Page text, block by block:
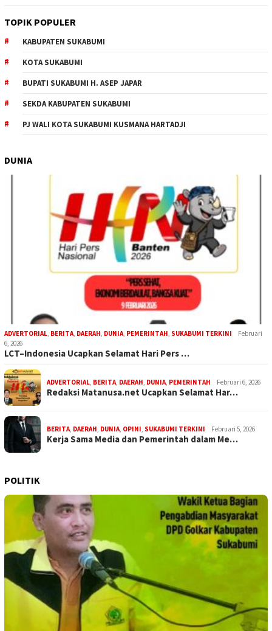
TOPIK POPULER
KABUPATEN SUKABUMI
KOTA SUKABUMI
BUPATI SUKABUMI H. ASEP JAPAR
SEKDA KABUPATEN SUKABUMI
PJ WALI KOTA SUKABUMI KUSMANA HARTADJI
DUNIA
ADVERTORIAL BERITA DAERAH DUNIA PEMERINTAH SUKABUMI TERKINI
Februari
6, 2026
LCT–Indonesia Ucapkan Selamat Hari Pers …
ADVERTORIAL BERITA DAERAH DUNIA PEMERINTAH Februari 6, 2026
Redaksi Matanusa.net Ucapkan Selamat Har…
BERITA DAERAH DUNIA OPINI SUKABUMI TERKINI Februari 5, 2026
Kerja Sama Media dan Pemerintah dalam Me…
POLITIK